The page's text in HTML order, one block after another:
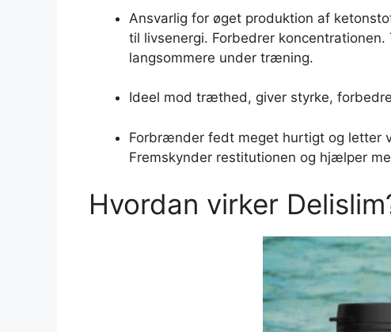
Ansvarlig for øget produktion af
til livsenergi. Forbedrer
langsommere under træning.
Ideel mod træthed, giver styrke,
Forbrænder fedt meget hurtigt og letter
Fremskynder restitutionen og hjælper
Hvordan virker